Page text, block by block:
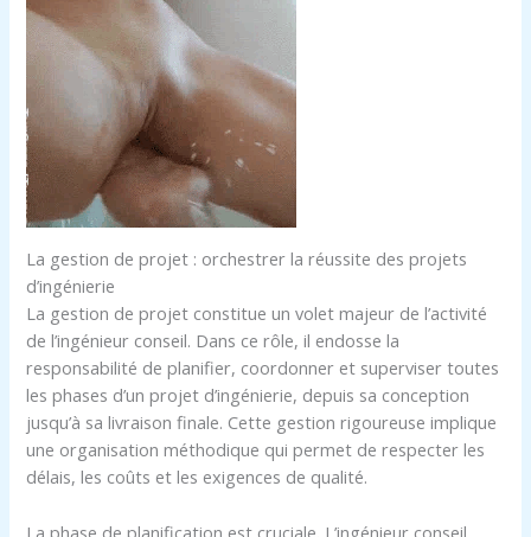
La gestion de projet : orchestrer la réussite des projets
d’ingénierie
La gestion de projet constitue un volet majeur de l’activité
de l’ingénieur conseil. Dans ce rôle, il endosse la
responsabilité de planifier, coordonner et superviser toutes
les phases d’un projet d’ingénierie, depuis sa conception
jusqu’à sa livraison finale. Cette gestion rigoureuse implique
une organisation méthodique qui permet de respecter les
délais, les coûts et les exigences de qualité.
La phase de planification est cruciale. L’ingénieur conseil